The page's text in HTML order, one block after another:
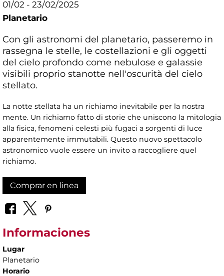
01/02 - 23/02/2025
Planetario
Con gli astronomi del planetario, passeremo in
rassegna le stelle, le costellazioni e gli oggetti
del cielo profondo come nebulose e galassie
visibili proprio stanotte nell'oscurità del cielo
stellato.
La notte stellata ha un richiamo inevitabile per la nostra
mente. Un richiamo fatto di storie che uniscono la mitologia
alla fisica, fenomeni celesti più fugaci a sorgenti di luce
apparentemente immutabili. Questo nuovo spettacolo
astronomico vuole essere un invito a raccogliere quel
richiamo.
Comprar en linea
Informaciones
Lugar
Planetario
Horario